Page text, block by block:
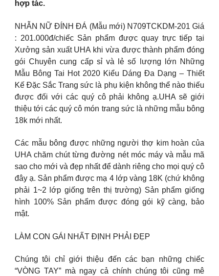
hợp tác.
NHẪN NỮ ĐÍNH ĐÁ (Mẫu mới) N709TCKDM-201 Giá
: 201.000đ/chiếc Sản phẩm được quay trực tiếp tại
Xưởng sản xuất UHA khi vừa được thành phẩm đóng
gói Chuyên cung cấp sỉ và lẻ số lượng lớn Những
Mẫu Bông Tai Hot 2020 Kiểu Dáng Đa Dạng – Thiết
Kế Đặc Sắc Trang sức là phụ kiện không thể nào thiếu
được đối với các quý cô phải không ạ.UHA sẽ giới
thiệu tới các quý cô món trang sức là những mẫu bông
18k mới nhất.
Các mẫu bông được những người thợ kim hoàn của
UHA chăm chút từng đường nét móc máy và mẫu mã
sao cho mới và đẹp nhất để dành riêng cho mọi quý cô
đây ạ. Sản phẩm được mạ 4 lớp vàng 18K (chứ không
phải 1~2 lớp giống trên thị trường) Sản phẩm giống
hình 100% Sản phẩm được đóng gói kỹ càng, bảo
mật.
LÀM CON GÁI NHẤT ĐỊNH PHẢI ĐẸP
Chúng tôi chỉ giới thiệu đến các bạn những chiếc
“VÒNG TAY” mà ngay cả chính chúng tôi cũng mê